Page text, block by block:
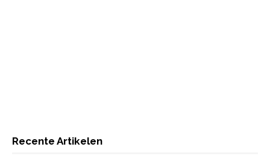
Recente Artikelen